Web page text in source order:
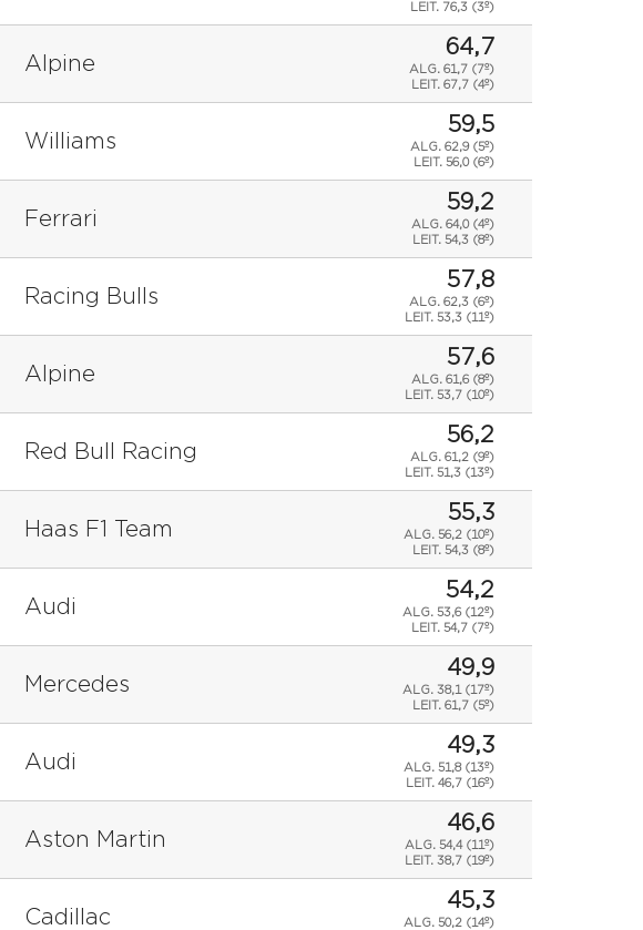
LEIT. 76,3 (3º)
Alpine
64,7
ALG. 61,7 (7º)
LEIT. 67,7 (4º)
Williams
59,5
ALG. 62,9 (5º)
LEIT. 56,0 (6º)
Ferrari
59,2
ALG. 64,0 (4º)
LEIT. 54,3 (8º)
Racing Bulls
57,8
ALG. 62,3 (6º)
LEIT. 53,3 (11º)
Alpine
57,6
ALG. 61,6 (8º)
LEIT. 53,7 (10º)
Red Bull Racing
56,2
ALG. 61,2 (9º)
LEIT. 51,3 (13º)
Haas F1 Team
55,3
ALG. 56,2 (10º)
LEIT. 54,3 (8º)
Audi
54,2
ALG. 53,6 (12º)
LEIT. 54,7 (7º)
Mercedes
49,9
ALG. 38,1 (17º)
LEIT. 61,7 (5º)
Audi
49,3
ALG. 51,8 (13º)
LEIT. 46,7 (16º)
Aston Martin
46,6
ALG. 54,4 (11º)
LEIT. 38,7 (19º)
Cadillac
45,3
ALG. 50,2 (14º)